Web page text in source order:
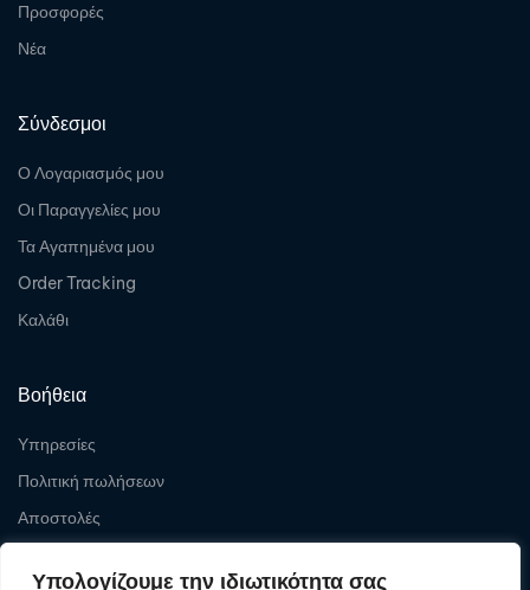
Υπολογίζουμε την ιδιωτικότητα σας
Προσφορές
Νέα
Σύνδεσμοι
Ο Λογαριασμός μου
Οι Παραγγελίες μου
Τα Αγαπημένα μου
Order Tracking
Καλάθι
Βοήθεια
Υπηρεσίες
Πολιτική πωλήσεων
Αποστολές